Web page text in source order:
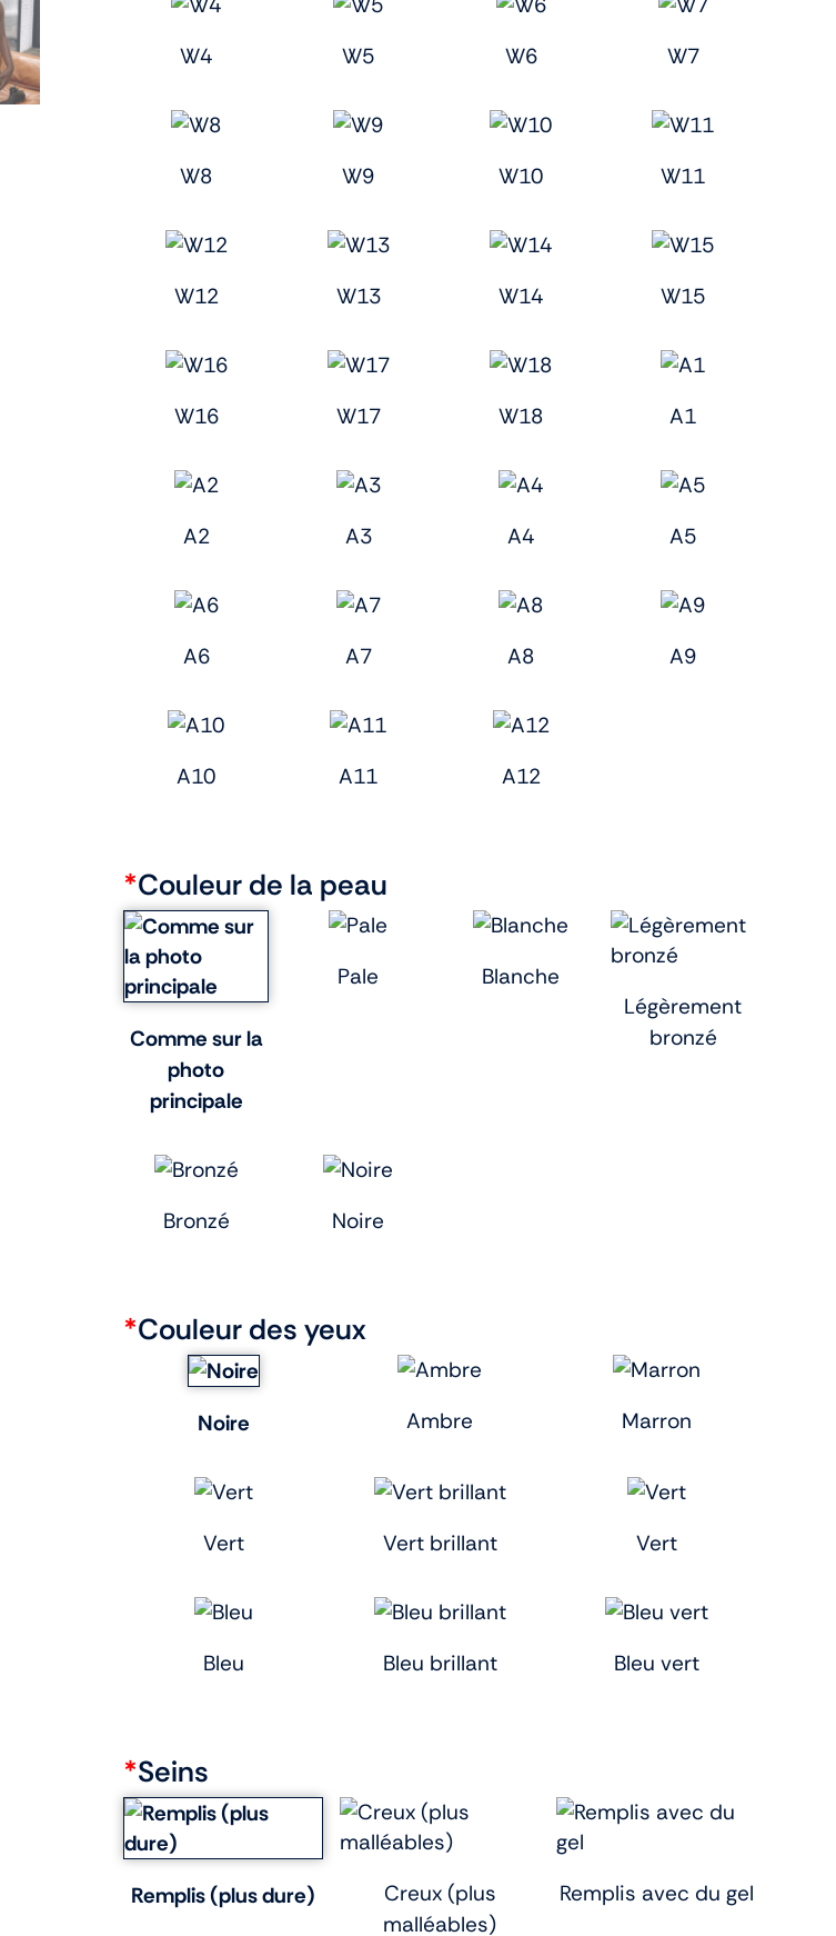
W4 W5 W6 W7
W8 W9 W10 W11
W12 W13 W14 W15
W16 W17 W18 A1
A2 A3 A4 A5
A6 A7 A8 A9
A10 A11 A12
*Couleur de la peau
Comme sur la
photo
principale
Pale
Blanche
Légèrement
bronzé
Bronzé Noire
*Couleur des yeux
Noire Ambre Marron
Vert Vert brillant Vert
Bleu Bleu brillant Bleu vert
*Seins
Remplis (plus dure)
Creux (plus
malléables)
Remplis avec du gel